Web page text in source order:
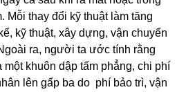
Mỗi thay đổi kỹ thuật làm tăng
kỹ thuật, xây dựng, vận chuyển
ra, người ta ước tính rằng
khuôn dập tấm phẳng, chi phí
lên gấp ba do phí bảo trì, vận